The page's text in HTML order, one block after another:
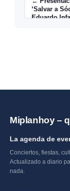
‘Salvar a
Eduardo
Miplanhoy –
La agenda de
Conciertos, fiestas,
Actualizado a diario
nada.